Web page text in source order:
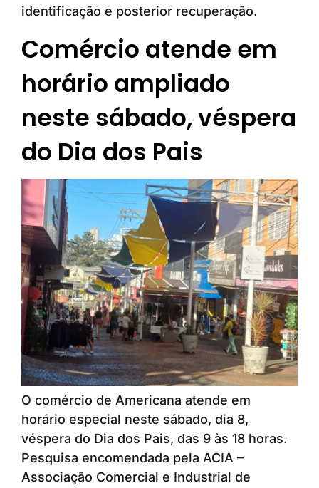
identificação e posterior recuperação.
Comércio atende em
horário ampliado
neste sábado, véspera
do Dia dos Pais
O comércio de Americana atende em
horário especial neste sábado, dia 8,
véspera do Dia dos Pais, das 9 às 18 horas.
Pesquisa encomendada pela ACIA –
Associação Comercial e Industrial de